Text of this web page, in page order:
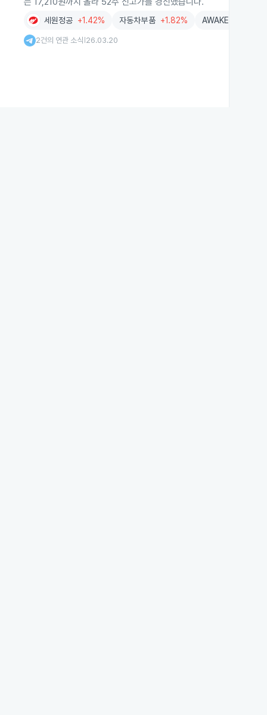
세원정공 +1.42% 자동차부품 +1.82% AWAKE - 52주 신
2건의 연관 소식 26.03.20